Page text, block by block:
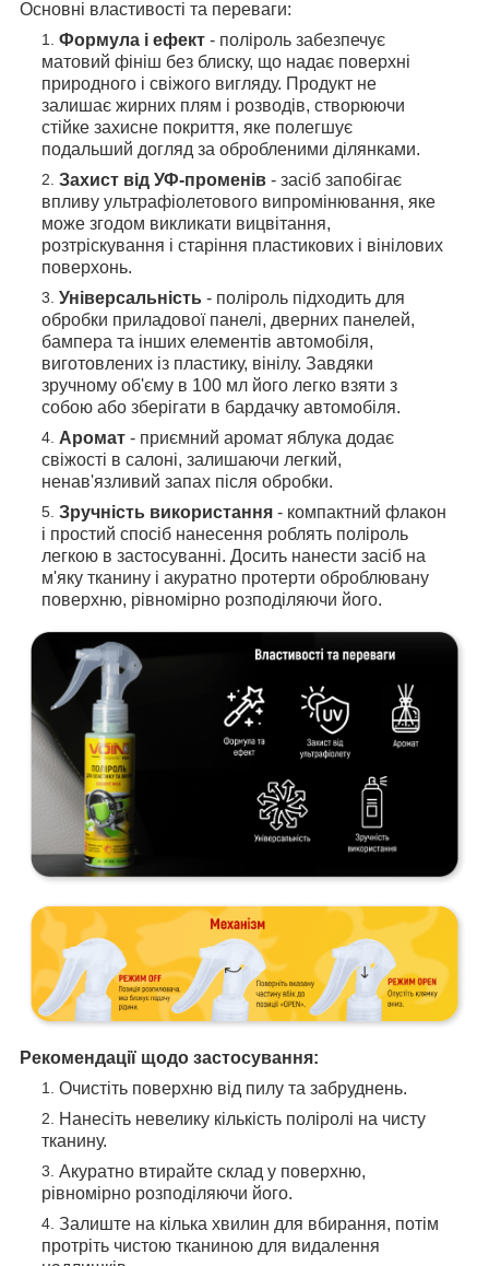
Основні властивості та переваги:
Формула і ефект - поліроль забезпечує
матовий фініш без блиску, що надає поверхні
природного і свіжого вигляду. Продукт не
залишає жирних плям і розводів, створюючи
стійке захисне покриття, яке полегшує
подальший догляд за обробленими ділянками.
Захист від УФ-променів - засіб запобігає
впливу ультрафіолетового випромінювання, яке
може згодом викликати вицвітання,
розтріскування і старіння пластикових і вінілових
поверхонь.
Універсальність - поліроль підходить для
обробки приладової панелі, дверних панелей,
бампера та інших елементів автомобіля,
виготовлених із пластику, вінілу. Завдяки
зручному об'єму в 100 мл його легко взяти з
собою або зберігати в бардачку автомобіля.
Аромат - приємний аромат яблука додає
свіжості в салоні, залишаючи легкий,
ненав'язливий запах після обробки.
Зручність використання - компактний флакон
і простий спосіб нанесення роблять поліроль
легкою в застосуванні. Досить нанести засіб на
м'яку тканину і акуратно протерти оброблювану
поверхню, рівномірно розподіляючи його.
Рекомендації щодо застосування:
Очистіть поверхню від пилу та забруднень.
Нанесіть невелику кількість поліролі на чисту
тканину.
Акуратно втирайте склад у поверхню,
рівномірно розподіляючи його.
Залиште на кілька хвилин для вбирання, потім
протріть чистою тканиною для видалення